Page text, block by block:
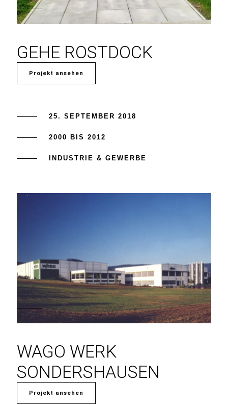
GEHE ROSTDOCK
Projekt ansehen
25. SEPTEMBER 2018
2000 BIS 2012
INDUSTRIE & GEWERBE
WAGO WERK
SONDERSHAUSEN
Projekt ansehen